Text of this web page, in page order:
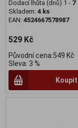
Dodací lhůta (dnů) 1 - 7
Skladem: 4 ks
EAN: 4524667578987
529 Kč
Původní cena:549 Kč
Sleva: 3 %
Koupit